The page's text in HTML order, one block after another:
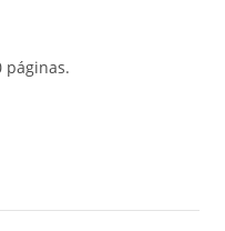
páginas.